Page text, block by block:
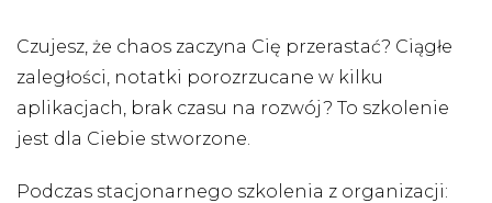
Czujesz, że chaos zaczyna Cię przerastać? Ciągłe
zaległości, notatki porozrzucane w kilku
aplikacjach, brak czasu na rozwój? To szkolenie
jest dla Ciebie stworzone.
Podczas stacjonarnego szkolenia z organizacji: